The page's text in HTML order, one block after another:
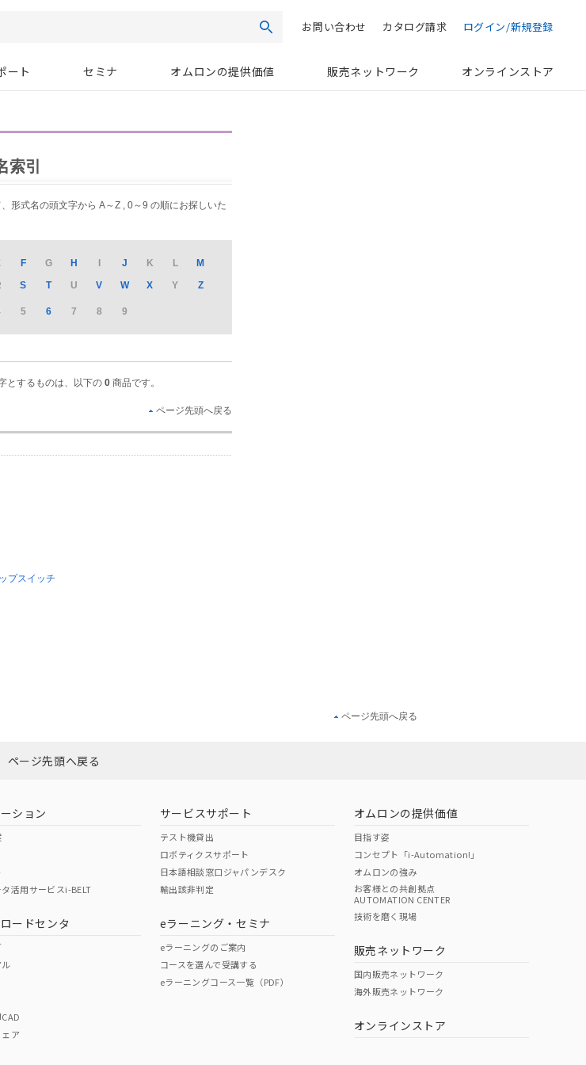
お問い合わせ カタログ請求 ログイン/新規登録
ート セミナ オムロンの提供価値 販売ネットワーク オンラインストア
索引
形式名の頭文字から A～Z , 0～9 の順にお探しいた
F G H I J K L
M
S T U V W X Y Z
5 6 7 8 9
とするものは、以下の 0 商品です。
ページ先頭へ戻る
プスイッチ
ページ先頭へ戻る
ページ先頭へ戻る
ション
活用サービスi-BELT
ードセンタ
ア
サービスサポート
テスト機貸出
ロボティクスサポート
日本語相談窓口ジャパンデスク
輸出該非判定
eラーニング・セミナ
eラーニングのご案内
コースを選んで受講する
eラーニングコース一覧（PDF）
オムロンの提供価値
目指す姿
コンセプト「i-Automation!」
オムロンの強み
お客様との共創拠点
AUTOMATION CENTER
技術を磨く現場
販売ネットワーク
国内販売ネットワーク
海外販売ネットワーク
オンラインストア